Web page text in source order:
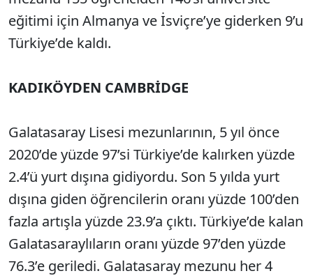
eğitimi için Almanya ve İsviçre’ye giderken 9’u
Türkiye’de kaldı.
KADIKÖYDEN CAMBRİDGE
Galatasaray Lisesi mezunlarının, 5 yıl önce
2020’de yüzde 97’si Türkiye’de kalırken yüzde
2.4’ü yurt dışına gidiyordu. Son 5 yılda yurt
dışına giden öğrencilerin oranı yüzde 100’den
fazla artışla yüzde 23.9’a çıktı. Türkiye’de kalan
Galatasaraylıların oranı yüzde 97’den yüzde
76.3’e geriledi. Galatasaray mezunu her 4